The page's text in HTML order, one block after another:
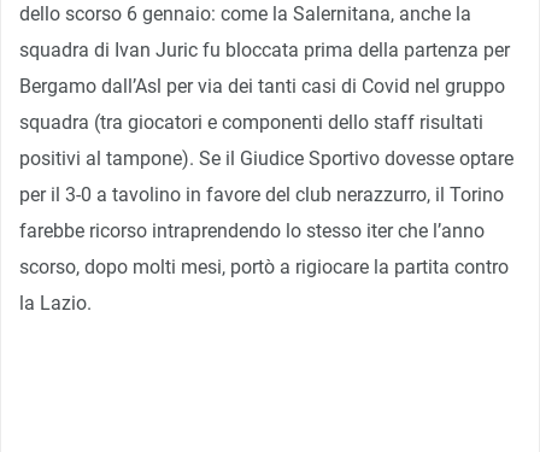
dello scorso 6 gennaio: come la Salernitana, anche la
squadra di Ivan Juric fu bloccata prima della partenza per
Bergamo dall’Asl per via dei tanti casi di Covid nel gruppo
squadra (tra giocatori e componenti dello staff risultati
positivi al tampone). Se il Giudice Sportivo dovesse optare
per il 3-0 a tavolino in favore del club nerazzurro, il Torino
farebbe ricorso intraprendendo lo stesso iter che l’anno
scorso, dopo molti mesi, portò a rigiocare la partita contro
la Lazio.